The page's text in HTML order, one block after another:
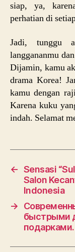
siap, ya,
perhatian di
Jadi, tunggu
langgananmu
Dijamin, kamu
drama Korea!
kamu dengan
Karena kuku
indah. Selamat
← Sensasi
Salon
Indonesia
→
быстрыми
подарками.